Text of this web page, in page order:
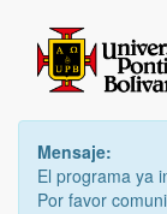
Mensaje:
El programa ya
Por favor